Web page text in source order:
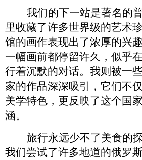
我们的下一站是著名的
里收藏了许多世界级的艺术
馆的画作表现出了浓厚的兴
一幅画前都停留许久，似乎
行着沉默的对话。我则被一
家的作品深深吸引，它们不
美学特色，更反映了这个国
涵。
旅行永远少不了美食的
我们尝试了许多地道的俄罗